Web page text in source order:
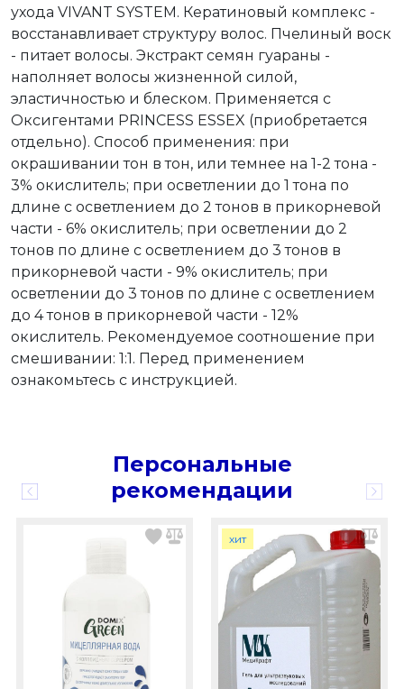
ухода VIVANT SYSTEM. Кератиновый комплекс -
восстанавливает структуру волос. Пчелиный воск
- питает волосы. Экстракт семян гуараны -
наполняет волосы жизненной силой,
эластичностью и блеском. Применяется с
Оксигентами PRINCESS ESSEX (приобретается
отдельно). Способ применения: при
окрашивании тон в тон, или темнее на 1-2 тона -
3% окислитель; при осветлении до 1 тона по
длине с осветлением до 2 тонов в прикорневой
части - 6% окислитель; при осветлении до 2
тонов по длине с осветлением до 3 тонов в
прикорневой части - 9% окислитель; при
осветлении до 3 тонов по длине с осветлением
до 4 тонов в прикорневой части - 12%
окислитель. Рекомендуемое соотношение при
смешивании: 1:1. Перед применением
ознакомьтесь с инструкцией.
Персональные
рекомендации
хит